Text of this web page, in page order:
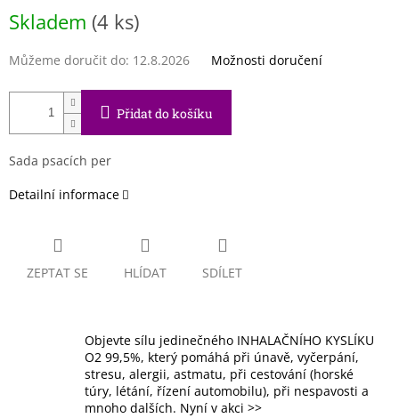
cena:
Skladem (4 ks)
Můžeme doručit do: 12.8.2026 Možnosti doručení
Přidat do košíku
Sada psacích per
Detailní informace
ZEPTAT SE HLÍDAT SDÍLET
Objevte sílu jedinečného INHALAČNÍHO KYSLÍKU
O2 99,5%, který pomáhá při únavě, vyčerpání,
stresu, alergii, astmatu, při cestování (horské
túry, létání, řízení automobilu), při nespavosti a
mnoho dalších. Nyní v akci >>